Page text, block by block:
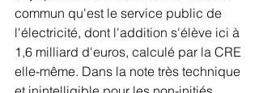
commun qu'est le service public de
l'électricité, dont l'addition s'élève ici à
1,6 milliard d'euros, calculé par la CRE
elle-même. Dans la note très technique